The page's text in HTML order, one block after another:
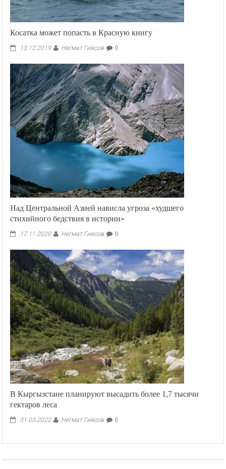
Косатка может попасть в Красную книгу
13.12.2019 Негмат Гиясов 0
Над Центральной Азией нависла угроза «худшего
стихийного бедствия в истории»
17.11.2020 Негмат Гиясов 0
В Кыргызстане планируют высадить более 1,7 тысячи
гектаров леса
31.03.2022 Негмат Гиясов 0